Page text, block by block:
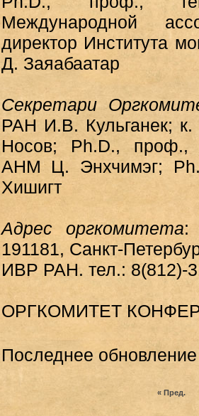
Международной
директор Института
Д. Заяабаатар
Секретари
РАН И.В. Кульганек;
Носов; Ph.D., проф.,
АНМ Ц. Энхчимэг;
Хишигт
Адрес оргкомитета:
191181, Санкт-
ИВР РАН. тел.: 8(812)-
ОРГКОМИТЕТ
Последнее
« Пред.